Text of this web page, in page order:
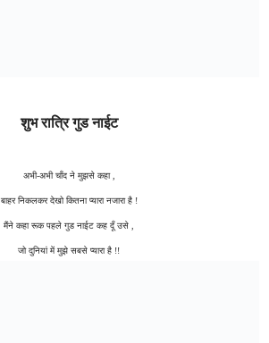
शुभ रात्रि गुड नाईट
अभी-अभी चाँद ने मुझसे कहा ,
बाहर निकलकर देखो कितना प्यारा नजारा है !
मैंने कहा रूक पहले गुड नाईट कह दूँ उसे ,
जो दुनियां में मुझे सबसे प्यारा है !!